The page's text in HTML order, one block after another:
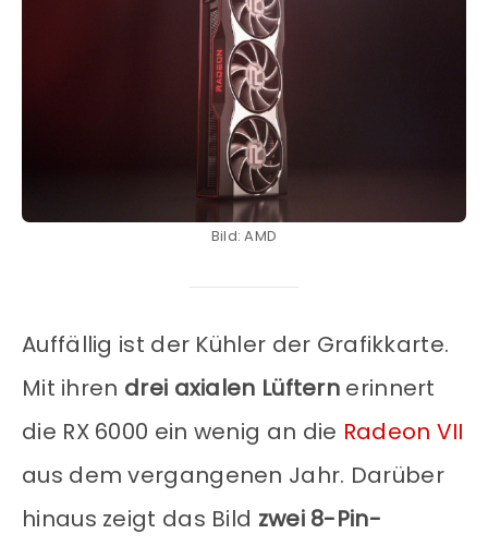
Bild: AMD
Auffällig ist der Kühler der Grafikkarte.
Mit ihren drei axialen Lüftern erinnert
die RX 6000 ein wenig an die Radeon VII
aus dem vergangenen Jahr. Darüber
hinaus zeigt das Bild zwei 8-Pin-